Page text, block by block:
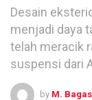
Desain
menjadi daya
telah meracik
suspensi dari
by M.